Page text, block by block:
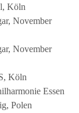
Köln
November
November
Köln
Essen
Polen